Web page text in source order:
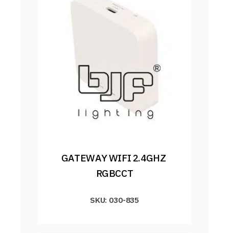
GATEWAY WIFI 2.4GHZ
RGBCCT
SKU: 030-835